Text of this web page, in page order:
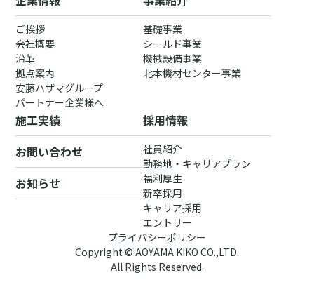
ご挨拶
会社概要
沿革
拠点案内
安藤ハザマグループ
パートナー企業様へ
基礎事業
シールド事業
機械設備事業
北本機材センター事業
施工実績
お問い合わせ
お知らせ
採用情報
社員紹介
勤務地・キャリアプラン
福利厚生
新卒採用
キャリア採用
エントリー
Copyright © AOYAMA KIKO CO.,LTD.
All Rights Reserved.
プライバシーポリシー